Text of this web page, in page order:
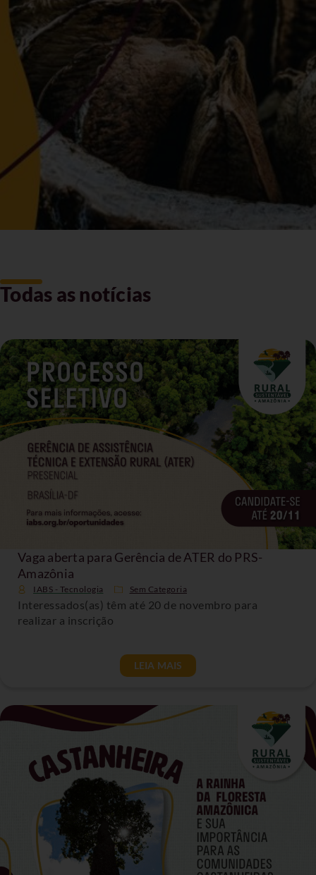
Todas as notícias
Vaga aberta para Gerência de ATER do PRS-
Amazônia
IABS - Tecnologia Sem Categoria
Interessados(as) têm até 20 de novembro para
realizar a inscrição
LEIA MAIS